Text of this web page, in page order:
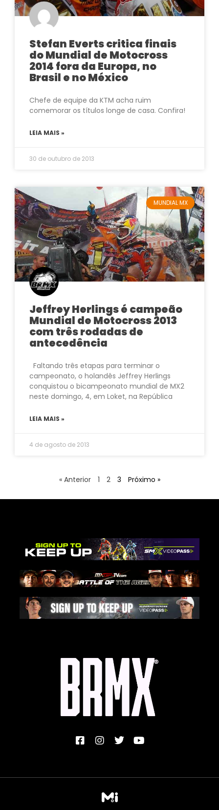
Stefan Everts critica finais
do Mundial de Motocross
2014 fora da Europa, no
Brasil e no México
Chefe de equipe da KTM acha ruim
comemorar os títulos longe de casa. Confira!
LEIA MAIS »
30 de outubro de 2013
MUNDIAL MX
Jeffrey Herlings é campeão
Mundial de Motocross 2013
com três rodadas de
antecedência
Faltando três etapas para terminar o
campeonato, o holandês Jeffrey Herlings
conquistou o bicampeonato mundial de MX2
neste domingo, 4, em Loket, na República
LEIA MAIS »
4 de agosto de 2013
« Anterior 1 2 3 Próximo »